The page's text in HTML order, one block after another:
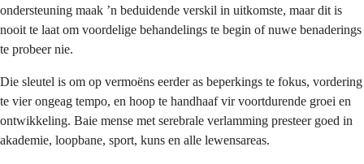
ondersteuning maak ’n beduidende verskil in uitkomste, maar dit is
nooit te laat om voordelige behandelings te begin of nuwe benaderings
te probeer nie.
Die sleutel is om op vermoëns eerder as beperkings te fokus, vordering
te vier ongeag tempo, en hoop te handhaaf vir voortdurende groei en
ontwikkeling. Baie mense met serebrale verlamming presteer goed in
akademie, loopbane, sport, kuns en alle lewensareas.